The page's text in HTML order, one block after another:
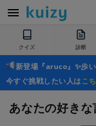
クイズ 診断
新登場『aruco』✨歩
今すぐ挑戦したい人はこ
あなたの好きな